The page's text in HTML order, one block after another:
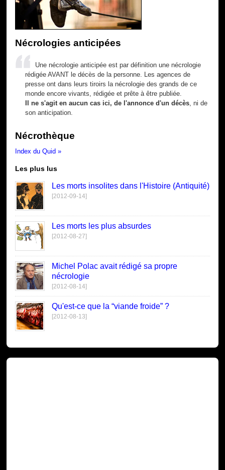
Nécrologies anticipées
Une nécrologie anticipée est par définition une nécrologie
rédigée AVANT le décès de la personne. Les agences de
presse ont dans leurs tiroirs la nécrologie des grands de ce
monde encore vivants, rédigée et prête à être publiée.
Il ne s'agit en aucun cas ici, de l'annonce d'un décès , ni de
son anticipation.
Nécrothèque
Index du Quid »
Les plus lus
Les morts insolites dans l'Histoire (Antiquité)
[2012-09-14]
Les morts les plus absurdes
[2012-08-27]
Michel Polac avait rédigé sa propre
nécrologie
[2012-08-14]
Qu'est-ce que la “viande froide” ?
[2012-08-13]